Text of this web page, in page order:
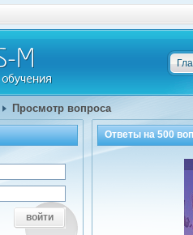
Просмотр вопроса
Ответы на500
войти